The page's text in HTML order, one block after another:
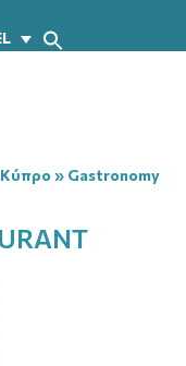
Κύπρο » Gastronomy